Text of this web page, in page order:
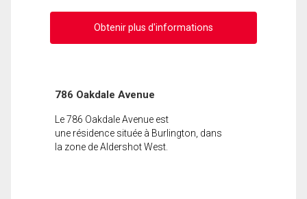
Obtenir plus d'informations
786 Oakdale Avenue
Le 786 Oakdale Avenue est
une résidence située à Burlington, dans
la zone de Aldershot West.